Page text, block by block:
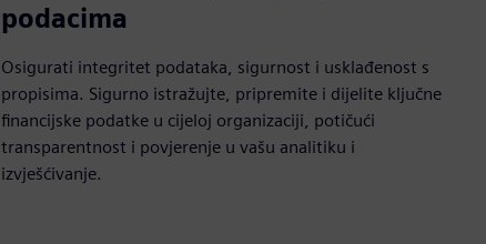
podacima
Osigurati integritet podataka, sigurnost i usklađenost s
propisima. Sigurno istražujte, pripremite i dijelite ključne
financijske podatke u cijeloj organizaciji, potičući
transparentnost i povjerenje u vašu analitiku i
izvješćivanje.